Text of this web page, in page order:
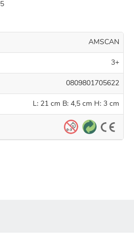
AMSCAN
3+
0809801705622
L: 21 cm B: 4,5 cm H: 3 cm